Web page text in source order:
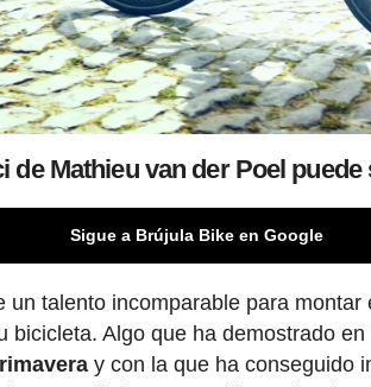
de Mathieu van der Poel puede
Sigue a Brújula Bike en Google
un talento incomparable para
bicicleta. Algo que ha demostrado en
y con la que ha conseguido